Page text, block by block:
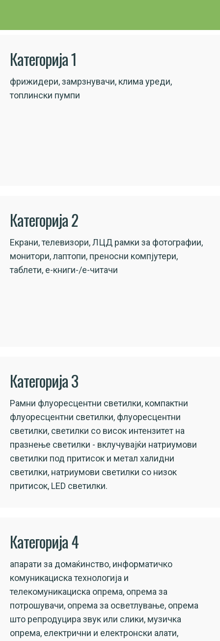
Категорија 1
фрижидери, замрзнувачи, клима уреди,
топлински пумпи
Категорија 2
Екрани, телевизори, ЛЦД рамки за фотографии,
монитори, лаптопи, преносни компјутери,
таблети, е-книги-/е-читачи
Категорија 3
Рамни флуоресцентни светилки, компактни
флуоресцентни светилки, флуоресцентни
светилки, светилки со висок интензитет на
празнење светилки - вклучувајќи натриумови
светилки под притисок и метал халидни
светилки, натриумови светилки со низок
притисок, LED светилки.
Категорија 4
апарати за домаќинство, информатичко
комуникациска технологија и
телекомуникациска опрема, опрема за
потрошувачи, опрема за осветлување, опрема
што репродуцира звук или слики, музичка
опрема, електрични и електронски алати,